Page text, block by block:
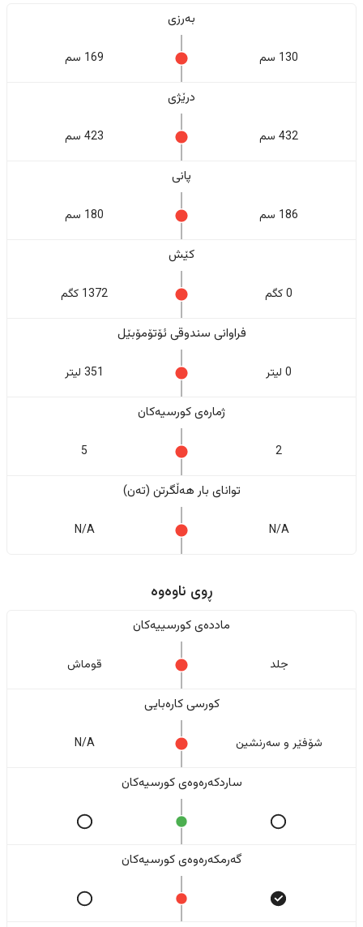
بەرزی
130 سم 169 سم
درێژی
432 سم 423 سم
پانی
186 سم 180 سم
کێش
0 کگم 1372 کگم
فراوانی سندوقی ئۆتۆمۆبێل
0 لیتر 351 لیتر
ژمارەی کورسیەکان
2
5
تواناى بار هەڵگرتن (تەن)
N/A
N/A
ڕوی ناوەوە
ماددەی کورسییەکان
جلد قوماش
کورسی کارەبایی
شۆفێر و سەرنشین N/A
ساردکەرەوەی کورسیەکان
گەرمکەرەوەی کورسیەکان